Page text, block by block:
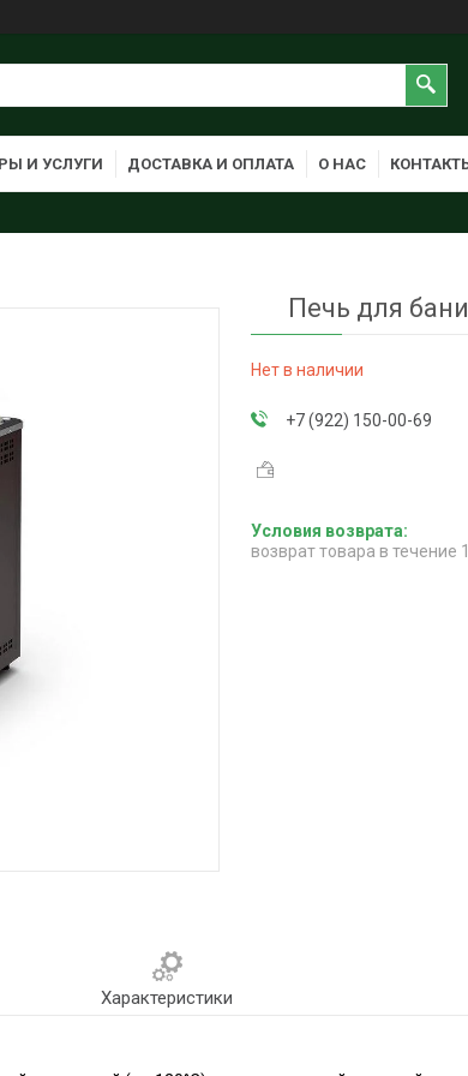
И УСЛУГИ ДОСТАВКА И ОПЛАТА О НАС
Печь для
Нет в наличии
+7 (922) 150-00-69
возврат товара в течение
Характеристики